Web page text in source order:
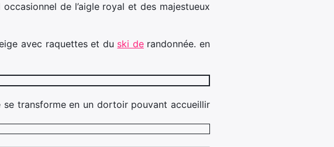
de l’aigle royal et des majestueux
avec raquettes et du ski derandonnée. en
transforme en un dortoir pouvant accueillir